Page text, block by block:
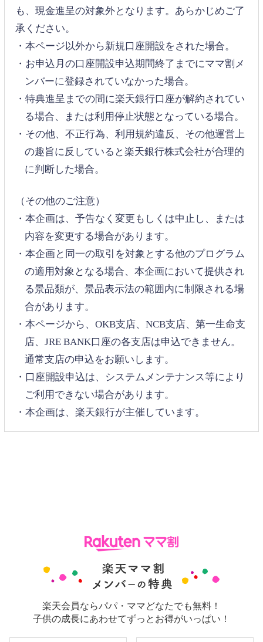
も、現金進呈の対象外となります。あらかじめご了
承ください。
・本ページ以外から新規口座開設をされた場合。
・お申込月の口座開設申込期間終了までにママ割メ
ンバーに登録されていなかった場合。
・特典進呈までの間に楽天銀行口座が解約されてい
る場合、または利用停止状態となっている場合。
・その他、不正行為、利用規約違反、その他運営上
の趣旨に反していると楽天銀行株式会社が合理的
に判断した場合。
（その他のご注意）
・本企画は、予告なく変更もしくは中止し、または
内容を変更する場合があります。
・本企画と同一の取引を対象とする他のプログラム
の適用対象となる場合、本企画において提供され
る景品類が、景品表示法の範囲内に制限される場
合があります。
・本ページから、OKB支店、NCB支店、第一生命支
店、JRE BANK口座の各支店は申込できません。
通常支店の申込をお願いします。
・口座開設申込は、システムメンテナンス等により
ご利用できない場合があります。
・本企画は、楽天銀行が主催しています。
楽天会員ならパパ・ママどなたでも無料！
子供の成長にあわせてずっとお得がいっぱい！